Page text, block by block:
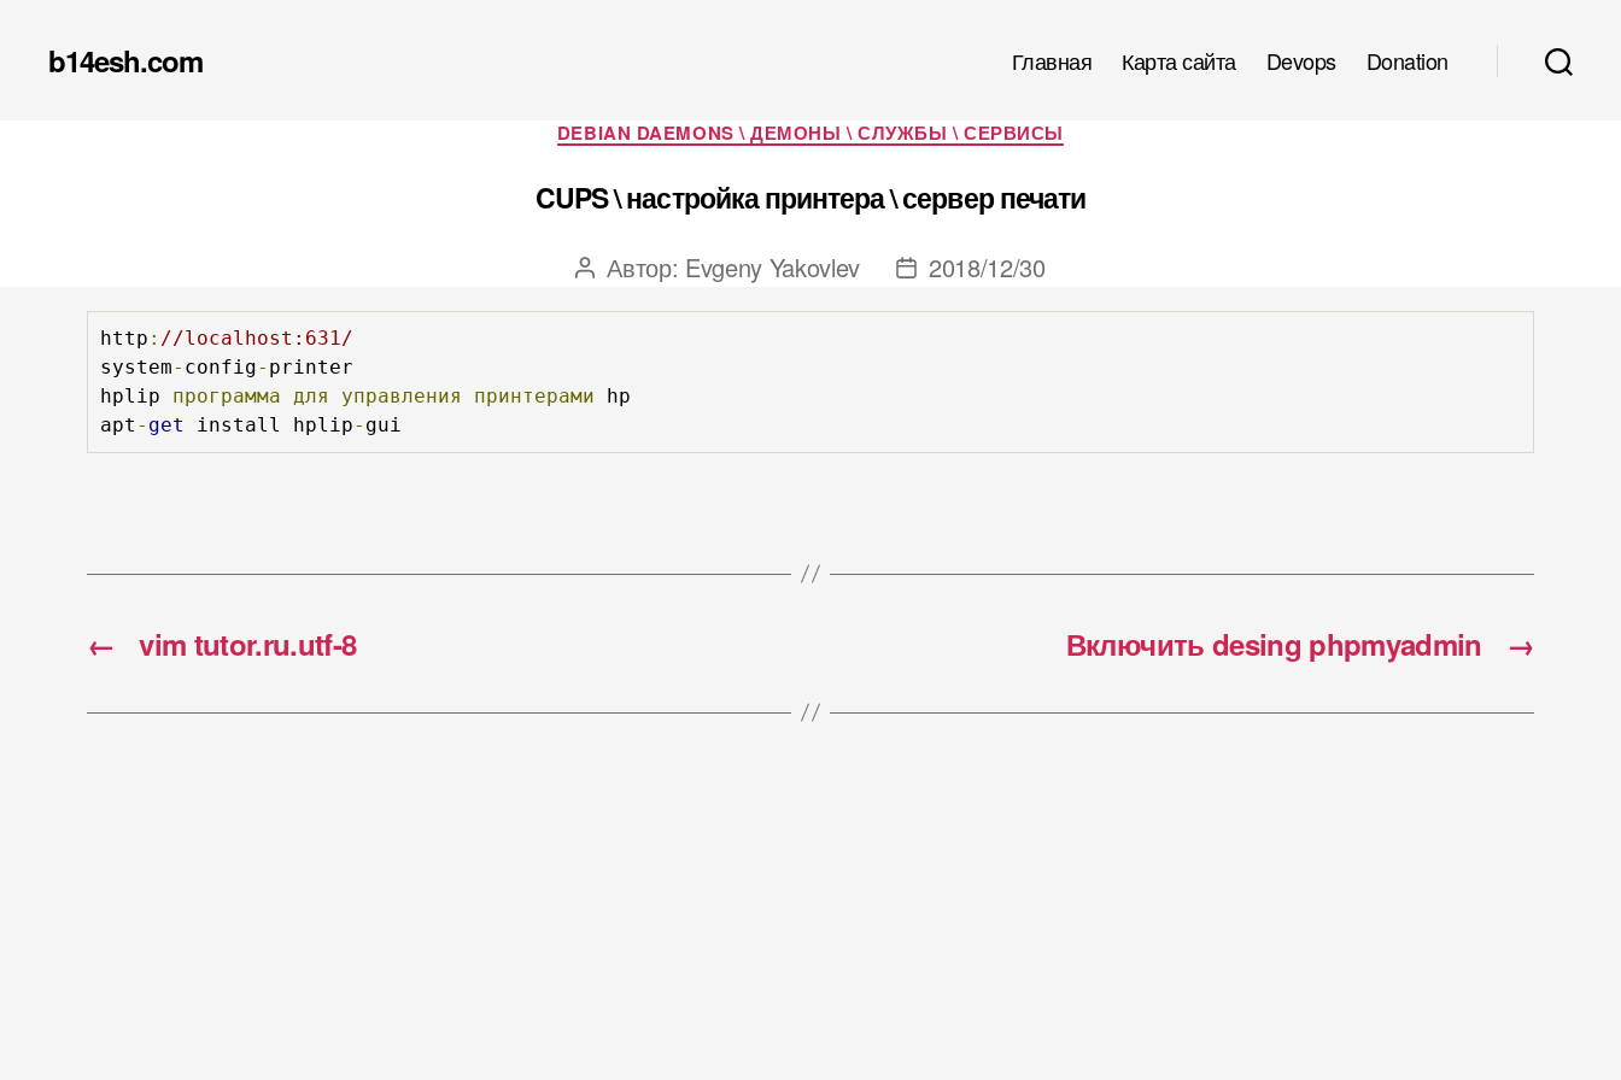
b14esh.com Главная Карта сайта Devops
Donation
Рубрики
DEBIAN DAEMONS \ ДЕМОНЫ \ СЛУЖБЫ \ СЕРВИСЫ
CUPS \ настройка принтера \ сервер печати
Автор
записи
Автор: Evgeny Yakovlev
Дата
записи
2018/12/30
http : //localhost:631/
system- config- printer
hplip программа для управления принтерами hp
apt - get install hplip- gui
← vim tutor.ru.utf-8 →
Включить desing phpmyadmin